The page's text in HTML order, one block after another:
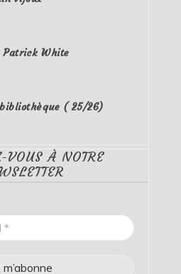
Patrick White
( 25/26)
VOUS À NOTRE